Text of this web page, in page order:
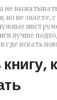
не
но не знаете,
лучше
где искать